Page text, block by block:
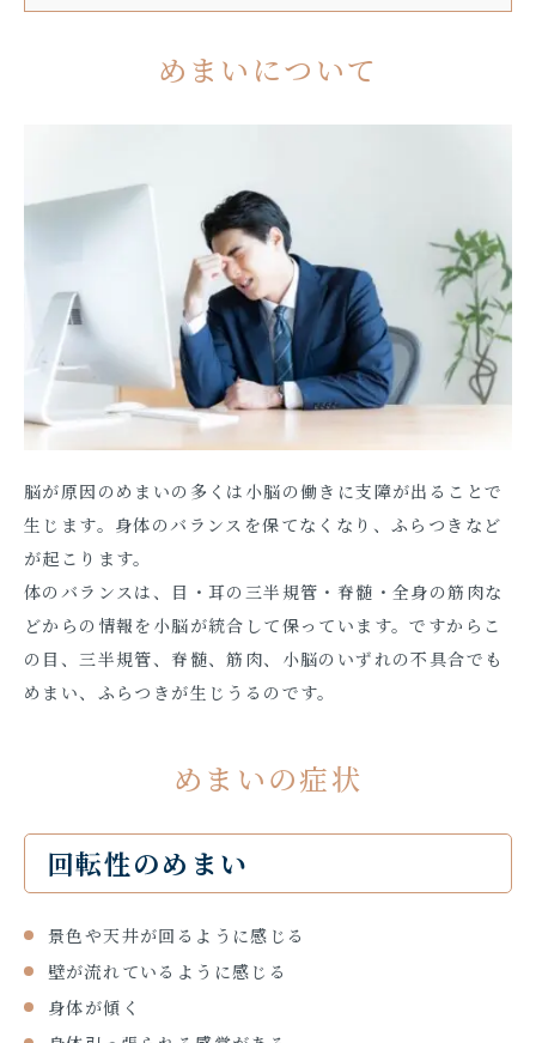
めまいについて
脳が原因のめまいの多くは小脳の働きに支障が出ることで
生じます。身体のバランスを保てなくなり、ふらつきなど
が起こります。
体のバランスは、目・耳の三半規管・脊髄・全身の筋肉な
どからの情報を小脳が統合して保っています。ですからこ
の目、三半規管、脊髄、筋肉、小脳のいずれの不具合でも
めまい、ふらつきが生じうるのです。
めまいの症状
回転性のめまい
景色や天井が回るように感じる
壁が流れているように感じる
身体が傾く